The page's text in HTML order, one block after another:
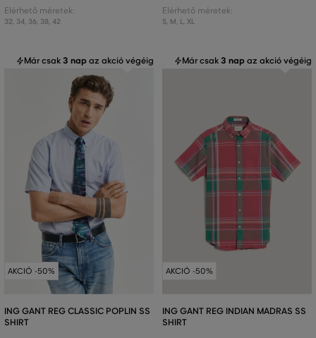
Elérhető méretek:
32 34 36, 38, 42
Elérhető méretek:
S, M L XL
Már csak3 nap az akció végéig
AKCIÓ -50%
ING GANT REG CLASSIC POPLIN SS
SHIRT
Már csak3 nap az akció végéig
AKCIÓ -50%
ING GANT REG INDIAN MADRAS SS
SHIRT